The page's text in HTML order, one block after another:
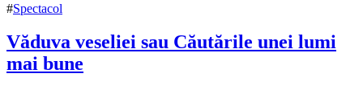
#Spectacol
Văduva veseliei sau Căutările unei lumi
mai bune